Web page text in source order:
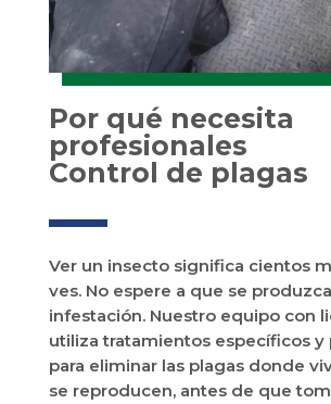
Por qué necesita
profesionales
Control de plagas
Ver un insecto significa cientos
ves. No espere a que se
infestación. Nuestro equipo con
utiliza tratamientos específicos y
para eliminar las plagas donde
se reproducen, antes de que